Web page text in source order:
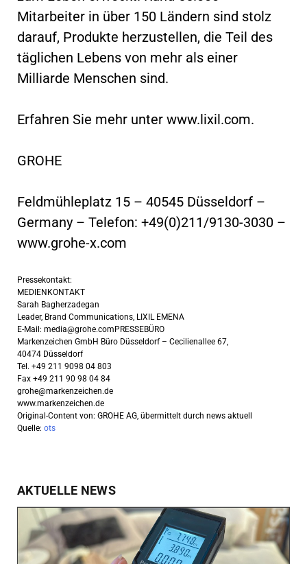
Mitarbeiter in über 150 Ländern sind stolz
darauf, Produkte herzustellen, die Teil des
täglichen Lebens von mehr als einer
Milliarde Menschen sind.
Erfahren Sie mehr unter www.lixil.com.
GROHE
Feldmühleplatz 15 – 40545 Düsseldorf –
Germany – Telefon: +49(0)211/9130-3030 –
www.grohe-x.com
Pressekontakt:
MEDIENKONTAKT
Sarah Bagherzadegan
Leader, Brand Communications, LIXIL EMENA
E-Mail: media@grohe.comPRESSEBÜRO
Markenzeichen GmbH Büro Düsseldorf – Cecilienallee 67,
40474 Düsseldorf
Tel. +49 211 9098 04 803
Fax +49 211 90 98 04 84
grohe@markenzeichen.de
www.markenzeichen.de
Original-Content von: GROHE AG, übermittelt durch news aktuell
Quelle: ots
AKTUELLE NEWS